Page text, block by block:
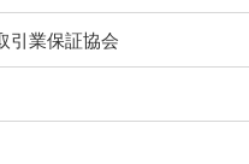
引業保証協会